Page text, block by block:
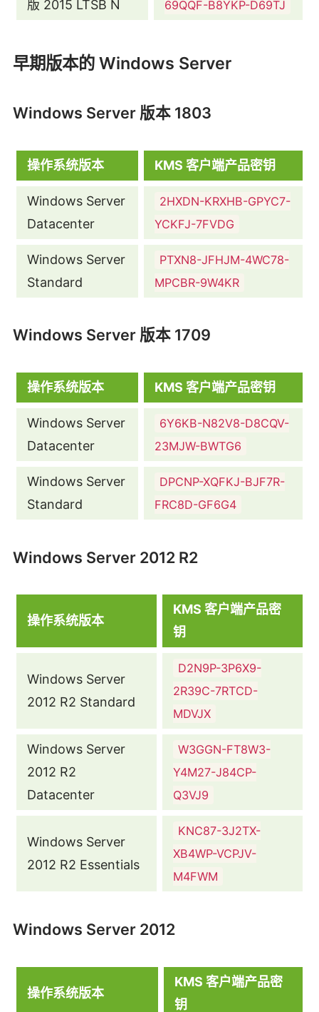
版 2015 LTSB N
69QQF-B8YKP-D69TJ
早期版本的 Windows Server
Windows Server 版本 1803
操作系统版本 KMS 客户端产品密钥
Windows Server
Datacenter
2HXDN-KRXHB-GPYC7-
YCKFJ-7FVDG
Windows Server
Standard
PTXN8-JFHJM-4WC78-
MPCBR-9W4KR
Windows Server 版本 1709
操作系统版本 KMS 客户端产品密钥
Windows Server
Datacenter
6Y6KB-N82V8-D8CQV-
23MJW-BWTG6
Windows Server
Standard
DPCNP-XQFKJ-BJF7R-
FRC8D-GF6G4
Windows Server 2012 R2
操作系统版本
KMS 客户端产品密
钥
Windows Server
2012 R2 Standard
D2N9P-3P6X9-
2R39C-7RTCD-
MDVJX
Windows Server
2012 R2
Datacenter
W3GGN-FT8W3-
Y4M27-J84CP-
Q3VJ9
Windows Server
2012 R2 Essentials
KNC87-3J2TX-
XB4WP-VCPJV-
M4FWM
Windows Server 2012
操作系统版本
KMS 客户端产品密
钥